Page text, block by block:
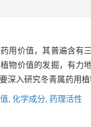
用价值，其普遍含有
物价值的发掘，有力
深入研究冬青属药用
, 化学成分, 药理活性